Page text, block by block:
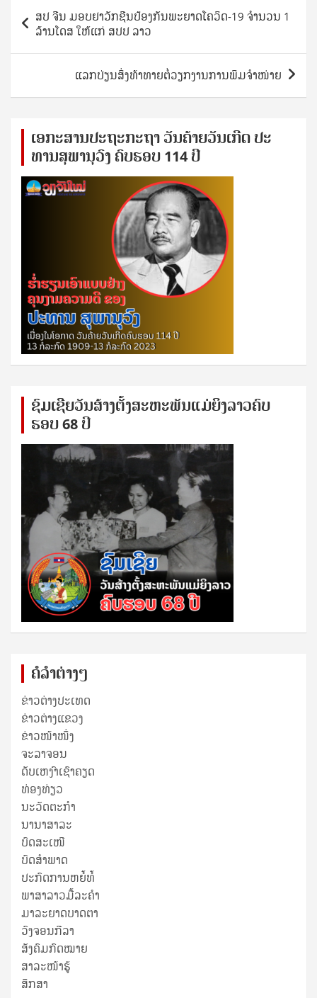
navigation
ສປ ຈີນ ມອບຢາວັກຊີນປ້ອງກັນພະຍາດໂຄວິດ-19 ຈຳນວນ 1
ລ້ານໂດສ ໃຫ້ແກ່ ສປປ ລາວ
ແລກປ່ຽນສິ່ງທ້າທາຍຕໍ່ວຽກງານການພິມຈຳໜ່າຍ
ເອ​ກະ​ສານ​ປະ​ຖະ​ກະ​ຖ​າ ວັນ​ຄ້າຍ​ວັນ​ເກີດ ປ​ະ​
ທານ​ສຸ​ພາ​ນຸ​ວົງ ຄົບ​ຮອບ 114 ປີ
ຊົ​ມ​ເຊີຍ​ວັນ​ສ້າງ​ຕັ້ງ​ສະ​ຫະ​ພັນ​ແມ່​ຍິງ​​ລາວຄົບ​
ຮອບ 68 ປິ
ຄໍລຳຕ່າງໆ
ຂ່າວຕ່າງປະເທດ
ຂ່າວ​ຕ່າງ​ແຂວງ
ຂ່າວໜ້າໜຶ່ງ
ຈະລາຈອນ
ດັບເຫງົາເຊົາຄຽດ
ທ່ອງທ່ຽວ
ນະວັດຕະກໍາ
ນານາສາລະ
ບົດສະເໜີ
ບົດສໍາພາດ
ປະກົດການຫຍໍ້ທໍ້
ພາສາລາວມື້ລະຄຳ
ມາລະຍາດບາດຕາ
ວົງຈອນກີລາ
ສັງຄົມກົດໝາຍ
ສາລະໜ້າຮູ້
ສຶກສາ